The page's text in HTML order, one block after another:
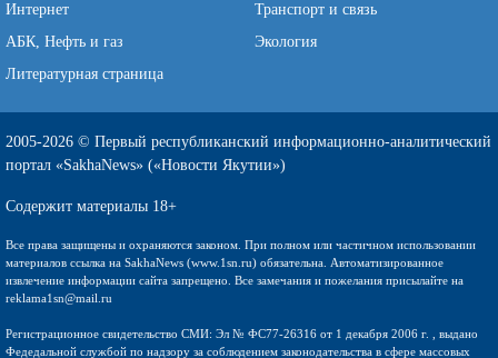
Интернет
Транспорт и связь
АБК, Нефть и газ
Экология
Литературная страница
2005-2026 © Первый республиканский информационно-аналитический
портал «SakhaNews» («Новости Якутии»)
Содержит материалы 18+
Все права защищены и охраняются законом. При полном или частичном использовании
материалов ссылка на SakhaNews (www.1sn.ru) обязательна. Автоматизированное
извлечение информации сайта запрещено. Все замечания и пожелания присылайте на
reklama1sn@mail.ru
Регистрационное свидетельство СМИ: Эл № ФС77-26316 от 1 декабря 2006 г. , выдано
Федедальной службой по надзору за соблюдением законодательства в сфере массовых